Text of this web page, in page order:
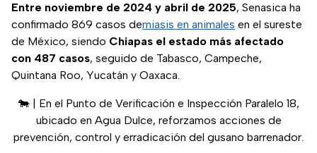
Entre noviembre de 2024 y abril de 2025, Senasica ha
confirmado 869 casos demiasis en animales en el sureste
de México, siendo Chiapas el estado más afectado
con 487 casos, seguido de Tabasco, Campeche,
Quintana Roo, Yucatán y Oaxaca.
🐄 | En el Punto de Verificación e Inspección Paralelo 18,
ubicado en Agua Dulce, reforzamos acciones de
prevención, control y erradicación del gusano barrenador.